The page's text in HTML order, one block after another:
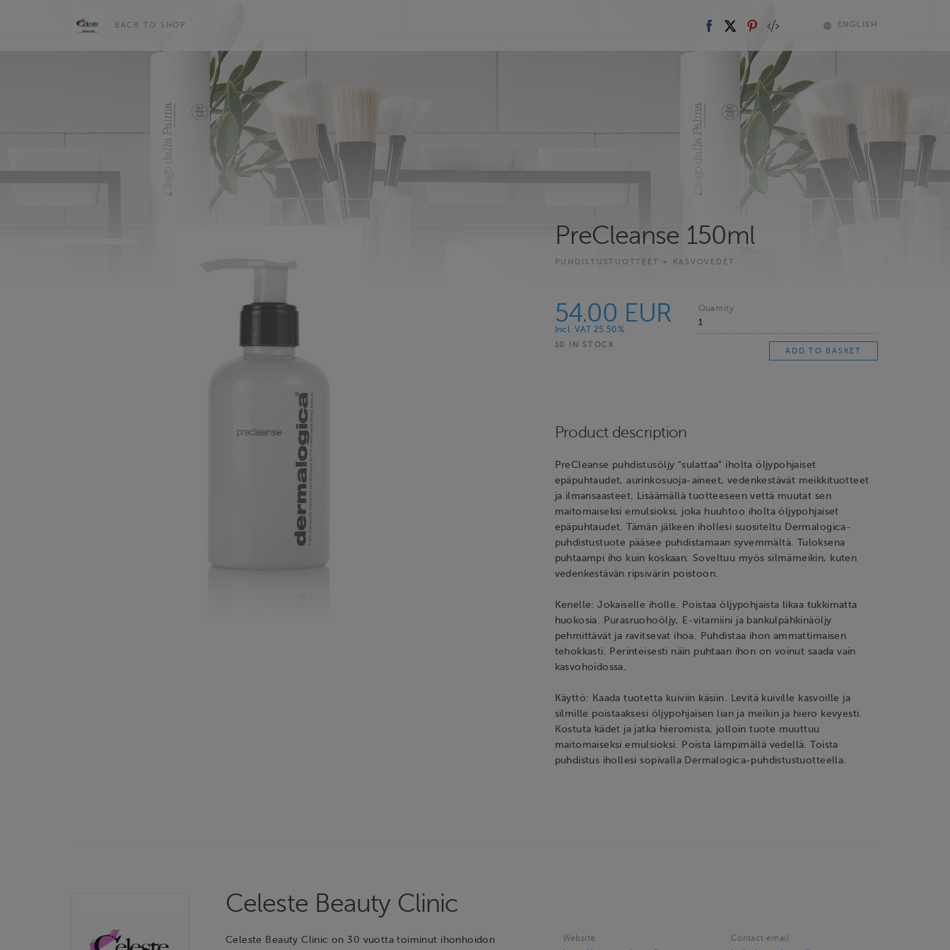
BACK TO SHOP ENGLISH
PreCleanse 150ml
PUHDISTUSTUOTTEET + KASVOVEDET
54.00 EUR
Incl. VAT 25.50%
10 IN STOCK
Quantity
Product description
PreCleanse puhdistusöljy "sulattaa" iholta öljypohjaiset
epäpuhtaudet, aurinkosuoja-aineet, vedenkestävät meikkituotteet
ja ilmansaasteet. Lisäämällä tuotteeseen vettä muutat sen
maitomaiseksi emulsioksi, joka huuhtoo iholta öljypohjaiset
epäpuhtaudet. Tämän jälkeen ihollesi suositeltu Dermalogica-
puhdistustuote pääsee puhdistamaan syvemmältä. Tuloksena
puhtaampi iho kuin koskaan. Soveltuu myös silmämeikin, kuten
vedenkestävän ripsivärin poistoon.
Kenelle: Jokaiselle iholle. Poistaa öljypohjaista likaa tukkimatta
huokosia. Purasruohoöljy, E-vitamiini ja bankulpähkinäöljy
pehmittävät ja ravitsevat ihoa. Puhdistaa ihon ammattimaisen
tehokkasti. Perinteisesti näin puhtaan ihon on voinut saada vain
kasvohoidossa.
Käyttö: Kaada tuotetta kuiviin käsiin. Levitä kuiville kasvoille ja
silmille poistaaksesi öljypohjaisen lian ja meikin ja hiero kevyesti.
Kostuta kädet ja jatka hieromista, jolloin tuote muuttuu
maitomaiseksi emulsioksi. Poista lämpimällä vedellä. Toista
puhdistus ihollesi sopivalla Dermalogica-puhdistustuotteella.
Celeste Beauty Clinic
Celeste Beauty Clinic on 30 vuotta toiminut ihonhoidon
Website Contact email